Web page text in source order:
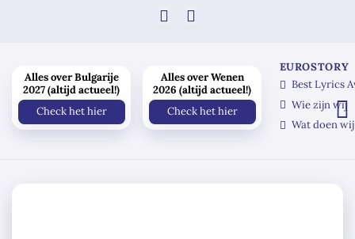
Alles over Bulgarije
2027 (altijd actueel!)
Check het hier
Alles over Wenen
2026 (altijd actueel!)
Check het hier
EUROSTORY
Best Lyrics
Wie zijn wij
Wat doen wij